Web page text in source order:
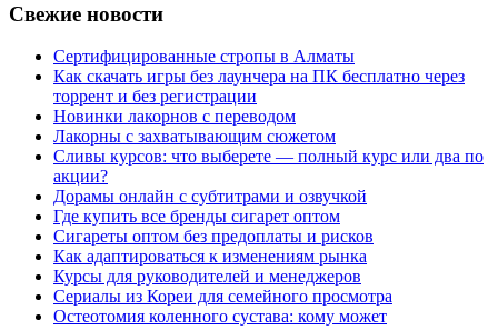
Свежие новости
Сертифицированные стропы в Алматы
Как скачать игры без лаунчера на ПК бесплатно через
торрент и без регистрации
Новинки лакорнов с переводом
Лакорны с захватывающим сюжетом
Сливы курсов: что выберете — полный курс или два по
акции?
Дорамы онлайн с субтитрами и озвучкой
Где купить все бренды сигарет оптом
Сигареты оптом без предоплаты и рисков
Как адаптироваться к изменениям рынка
Курсы для руководителей и менеджеров
Сериалы из Кореи для семейного просмотра
Остеотомия коленного сустава: кому может